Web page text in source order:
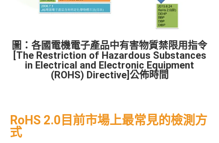
圖：各國電機電子產品中有害物質禁限用指令
[The Restriction of Hazardous Substances
in Electrical and Electronic Equipment
(ROHS) Directive]公佈時間
RoHS 2.0目前市場上最常見的檢測方
式